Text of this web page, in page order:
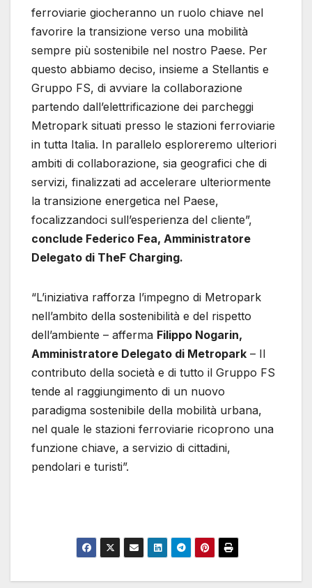
ferroviarie giocheranno un ruolo chiave nel
favorire la transizione verso una mobilità
sempre più sostenibile nel nostro Paese. Per
questo abbiamo deciso, insieme a Stellantis e
Gruppo FS, di avviare la collaborazione
partendo dall’elettrificazione dei parcheggi
Metropark situati presso le stazioni ferroviarie
in tutta Italia. In parallelo esploreremo ulteriori
ambiti di collaborazione, sia geografici che di
servizi, finalizzati ad accelerare ulteriormente
la transizione energetica nel Paese,
focalizzandoci sull’esperienza del cliente”,
conclude Federico Fea, Amministratore
Delegato di TheF Charging.
“L’iniziativa rafforza l’impegno di Metropark
nell’ambito della sostenibilità e del rispetto
dell’ambiente – afferma Filippo Nogarin,
Amministratore Delegato di Metropark – Il
contributo della società e di tutto il Gruppo FS
tende al raggiungimento di un nuovo
paradigma sostenibile della mobilità urbana,
nel quale le stazioni ferroviarie ricoprono una
funzione chiave, a servizio di cittadini,
pendolari e turisti”.